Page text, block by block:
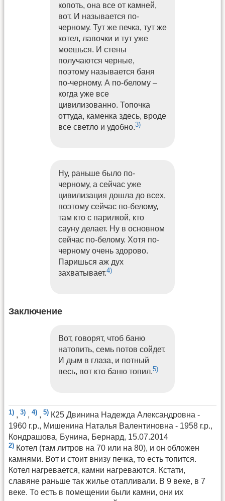
копоть, она все от камней,
вот. И называется по-
черному. Тут же печка, тут же
котел, лавочки и тут уже
моешься. И стены
получаются черные,
поэтому называется баня
по-черному. А по-белому –
когда уже все
цивилизованно. Топочка
оттуда, каменка здесь, вроде
все светло и удобно.3)
Ну, раньше было по-
черному, а сейчас уже
цивилизация дошла до всех,
поэтому сейчас по-белому,
там кто с парилкой, кто
сауну делает. Ну в основном
сейчас по-белому. Хотя по-
черному очень здорово.
Паришься аж дух
захватывает.4)
Заключение
Вот, говорят, чтоб баню
натопить, семь потов сойдет.
И дым в глаза, и потный
весь, вот кто баню топил.5)
1) , 3) , 4) , 5) К25 Двинина Надежда Александровна -
1960 г.р., Мишенина Наталья Валентиновна - 1958 г.р.,
Кондрашова, Бунина, Бернард, 15.07.2014
2) Котел (там литров на 70 или на 80), и он обложен
камнями. Вот и стоит внизу печка, то есть топится.
Котел нагревается, камни нагреваются. Кстати,
славяне раньше так жилье отапливали. В 9 веке, в 7
веке. То есть в помещении были камни, они их